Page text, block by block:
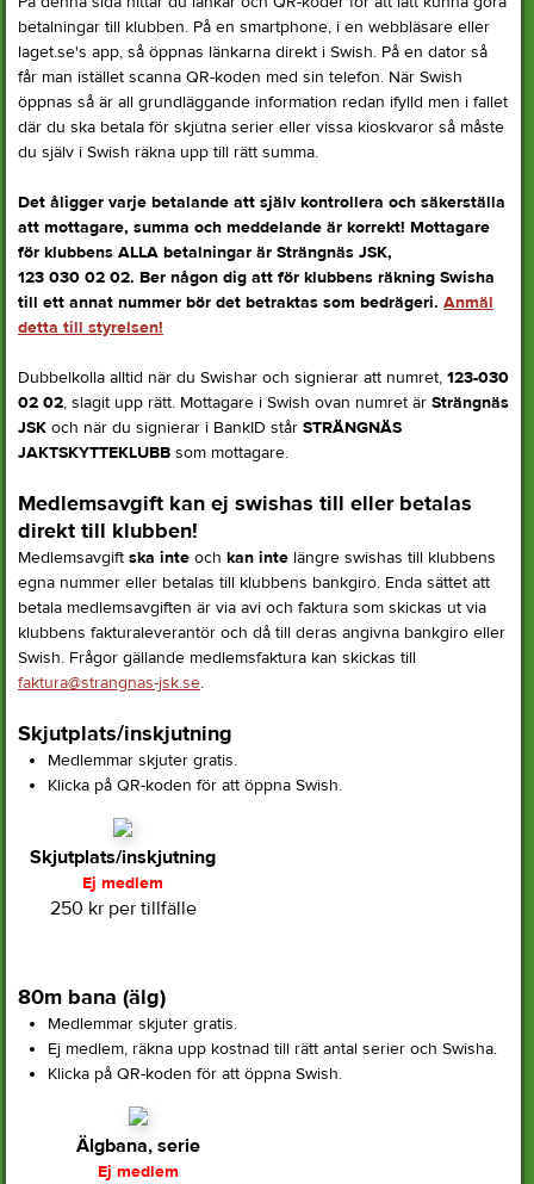
betalningar till klubben. På en smartphone, i en webbläsare eller
laget.se's app, så öppnas länkarna direkt i Swish. På en dator så
får man istället scanna QR-koden med sin telefon. När Swish
öppnas så är all grundläggande information redan ifylld men i fallet
där du ska betala för skjutna serier eller vissa kioskvaror så måste
du själv i Swish räkna upp till rätt summa.
Det åligger varje betalande att själv kontrollera och säkerställa
att mottagare, summa och meddelande är korrekt! Mottagare
för klubbens ALLA betalningar är Strängnäs JSK,
123 030 02 02. Ber någon dig att för klubbens räkning Swisha
till ett annat nummer bör det betraktas som bedrägeri. Anmäl
detta till styrelsen!
Dubbelkolla alltid när du Swishar och signierar att numret, 123-030
02 02, slagit upp rätt. Mottagare i Swish ovan numret är Strängnäs
JSK och när du signierar i BankID står STRÄNGNÄS
JAKTSKYTTEKLUBB som mottagare.
Medlemsavgift kan ej swishas till eller betalas
direkt till klubben!
Medlemsavgift ska inte och kan inte längre swishas till klubbens
egna nummer eller betalas till klubbens bankgiro. Enda sättet att
betala medlemsavgiften är via avi och faktura som skickas ut via
klubbens fakturaleverantör och då till deras angivna bankgiro eller
Swish. Frågor gällande medlemsfaktura kan skickas till
faktura@strangnas-jsk.se.
Skjutplats/inskjutning
Medlemmar skjuter gratis.
Klicka på QR-koden för att öppna Swish.
Skjutplats/inskjutning
Ej medlem
250 kr per tillfälle
80m bana (älg)
Medlemmar skjuter gratis.
Ej medlem, räkna upp kostnad till rätt antal serier och Swisha.
Klicka på QR-koden för att öppna Swish.
Älgbana, serie
Ej medlem